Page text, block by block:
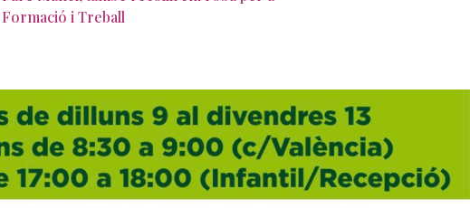
i Treball